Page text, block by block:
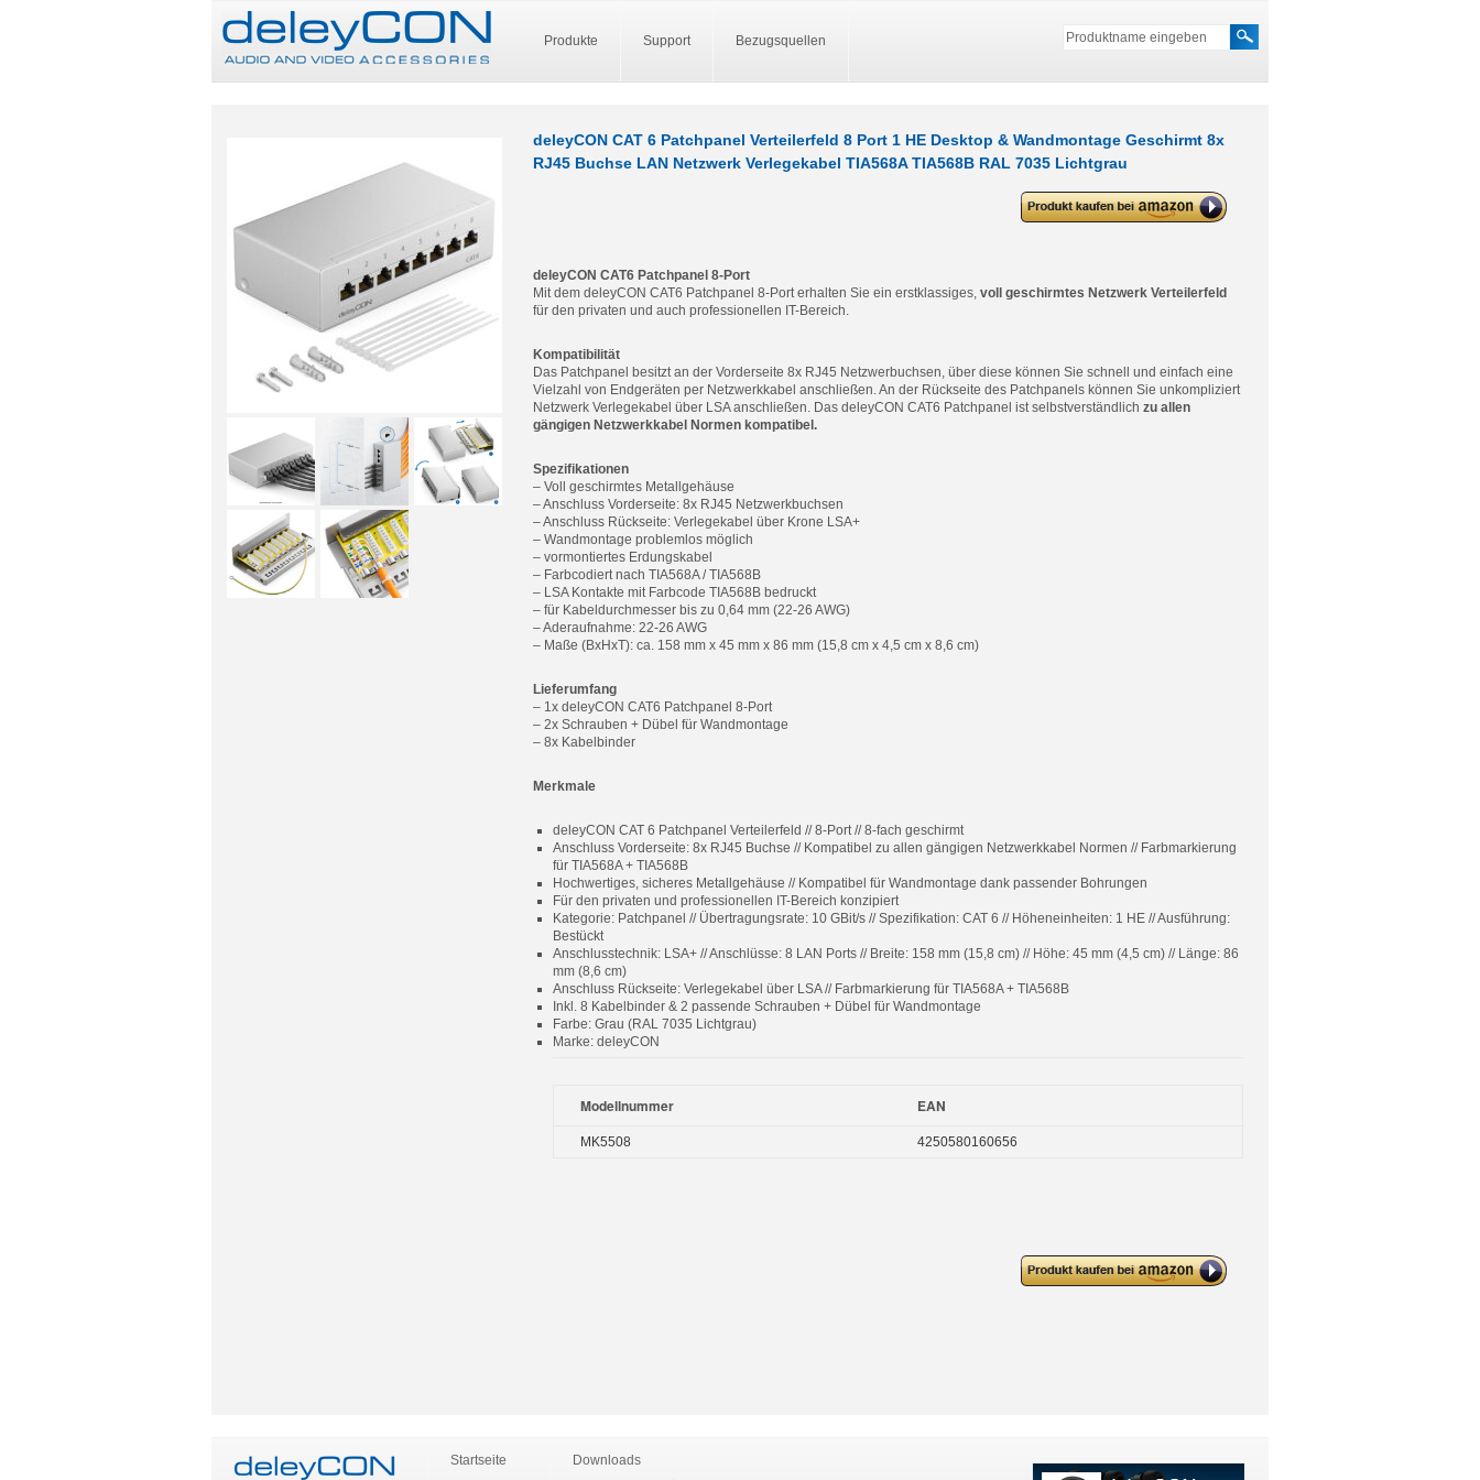
Produkte Support Bezugsquellen
deleyCON CAT 6 Patchpanel Verteilerfeld 8 Port 1 HE Desktop & Wandmontage Geschirmt 8x
RJ45 Buchse LAN Netzwerk Verlegekabel TIA568A TIA568B RAL 7035 Lichtgrau
deleyCON CAT 6 Patchpanel
Verteilerfeld 8 Port 1 HE Desktop
RAL 7035 Lichtgrau
deleyCON CAT6 Patchpanel 8-Port
Mit dem deleyCON CAT6 Patchpanel 8-Port erhalten Sie ein erstklassiges, voll geschirmtes Netzwerk Verteilerfeld
für den privaten und auch professionellen IT-Bereich.
Kompatibilität
Das Patchpanel besitzt an der Vorderseite 8x RJ45 Netzwerbuchsen, über diese können Sie schnell und einfach eine
Vielzahl von Endgeräten per Netzwerkkabel anschließen. An der Rückseite des Patchpanels können Sie unkompliziert
Netzwerk Verlegekabel über LSA anschließen. Das deleyCON CAT6 Patchpanel ist selbstverständlich zu allen
gängigen Netzwerkkabel Normen kompatibel.
Spezifikationen
– Voll geschirmtes Metallgehäuse
– Anschluss Vorderseite: 8x RJ45 Netzwerkbuchsen
– Anschluss Rückseite: Verlegekabel über Krone LSA+
– Wandmontage problemlos möglich
– vormontiertes Erdungskabel
– Farbcodiert nach TIA568A / TIA568B
– LSA Kontakte mit Farbcode TIA568B bedruckt
– für Kabeldurchmesser bis zu 0,64 mm (22-26 AWG)
– Aderaufnahme: 22-26 AWG
– Maße (BxHxT): ca. 158 mm x 45 mm x 86 mm (15,8 cm x 4,5 cm x 8,6 cm)
Lieferumfang
– 1x deleyCON CAT6 Patchpanel 8-Port
– 2x Schrauben + Dübel für Wandmontage
– 8x Kabelbinder
Merkmale
deleyCON CAT 6 Patchpanel Verteilerfeld // 8-Port // 8-fach geschirmt
Anschluss Vorderseite: 8x RJ45 Buchse // Kompatibel zu allen gängigen Netzwerkkabel Normen // Farbmarkierung
für TIA568A + TIA568B
Hochwertiges, sicheres Metallgehäuse // Kompatibel für Wandmontage dank passender Bohrungen
Für den privaten und professionellen IT-Bereich konzipiert
Kategorie: Patchpanel // Übertragungsrate: 10 GBit/s // Spezifikation: CAT 6 // Höheneinheiten: 1 HE // Ausführung:
Bestückt
Anschlusstechnik: LSA+ // Anschlüsse: 8 LAN Ports // Breite: 158 mm (15,8 cm) // Höhe: 45 mm (4,5 cm) // Länge: 86
mm (8,6 cm)
Anschluss Rückseite: Verlegekabel über LSA // Farbmarkierung für TIA568A + TIA568B
Inkl. 8 Kabelbinder & 2 passende Schrauben + Dübel für Wandmontage
Farbe: Grau (RAL 7035 Lichtgrau)
Marke: deleyCON
Modellnummer EAN
MK5508 4250580160656
deleyCON CAT 6 Patchpanel
Verteilerfeld 8 Port 1 HE Desktop
Startseite
Downloads